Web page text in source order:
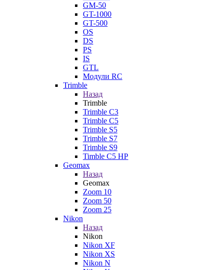
GM-50
GT-1000
GT-500
OS
DS
PS
IS
GTL
Модули RC
Trimble
Назад
Trimble
Trimble C3
Trimble C5
Trimble S5
Trimble S7
Trimble S9
Timble C5 HP
Geomax
Назад
Geomax
Zoom 10
Zoom 50
Zoom 25
Nikon
Назад
Nikon
Nikon XF
Nikon XS
Nikon N